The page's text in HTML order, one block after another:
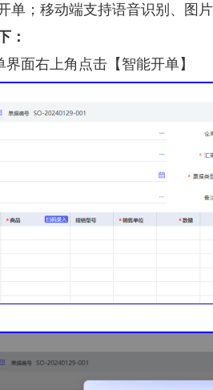
单；移动端支持语音识别、图
：
界面右上角点击【智能开单】